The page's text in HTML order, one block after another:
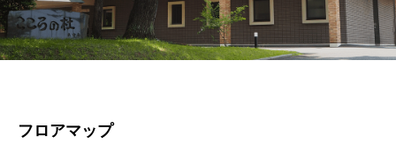
フロアマップ